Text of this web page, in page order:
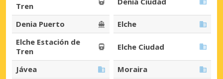
Tren
Denia Puerto
Elche
Elche Estación de
Tren
Elche Ciudad
Jávea
Moraira